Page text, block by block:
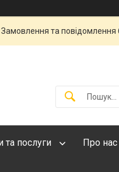
та
та послуги Про нас